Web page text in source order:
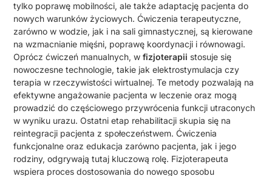
tylko poprawę mobilności, ale także adaptację pacjenta do
nowych warunków życiowych. Ćwiczenia terapeutyczne,
zarówno w wodzie, jak i na sali gimnastycznej, są kierowane
na wzmacnianie mięśni, poprawę koordynacji i równowagi.
Oprócz ćwiczeń manualnych, wfizjoterapii stosuje się
nowoczesne technologie, takie jak elektrostymulacja czy
terapia w rzeczywistości wirtualnej. Te metody pozwalają na
efektywne angażowanie pacjenta w leczenie oraz mogą
prowadzić do częściowego przywrócenia funkcji utraconych
w wyniku urazu. Ostatni etap rehabilitacji skupia się na
reintegracji pacjenta z społeczeństwem. Ćwiczenia
funkcjonalne oraz edukacja zarówno pacjenta, jak i jego
rodziny, odgrywają tutaj kluczową rolę. Fizjoterapeuta
wspiera proces dostosowania do nowego sposobu